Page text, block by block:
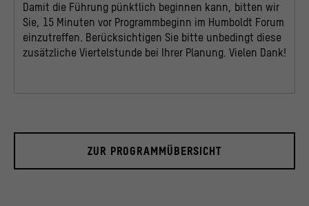
Damit die Führung pünktlich beginnen kann, bitten wir
Sie, 15 Minuten vor Programmbeginn im Humboldt Forum
einzutreffen. Berücksichtigen Sie bitte unbedingt diese
zusätzliche Viertelstunde bei Ihrer Planung. Vielen Dank!
ZUR PROGRAMMÜBERSICHT